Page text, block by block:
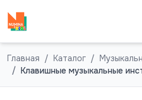
Главная Каталог
Клавишные музыкальные